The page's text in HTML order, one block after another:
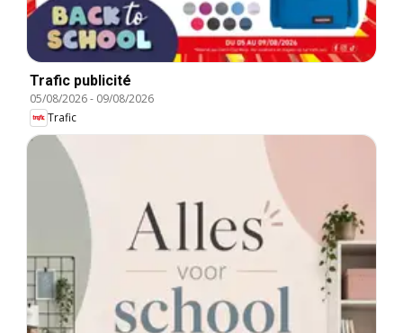
Trafic publicité
05/08/2026- 09/08/2026
Trafic